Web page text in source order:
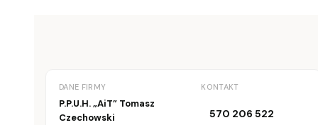
DANE FIRMY
P.P.U.H. „AiT” Tomasz
Czechowski
KONTAKT
570 206 522